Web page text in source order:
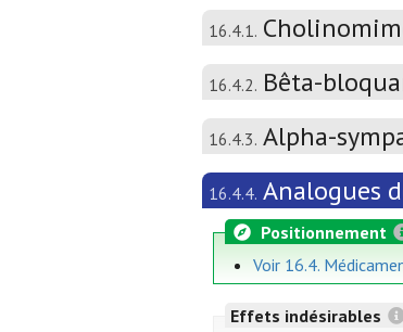
16.4.1.
16.4.2. Bêta-
16.4.3. Alpha-
16.4.4. Analogues
Positionnement
Voir 16.4.
Effets indésirables